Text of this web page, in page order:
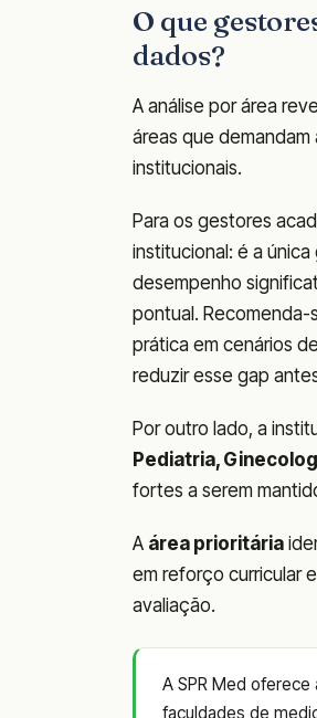
O que
dados?
A análise por área
áreas que
institucionais.
Para os gestores
institucional: é a
desempenho
pontual. Recomenda-
prática em cenários
reduzir esse gap
Por outro lado, a
Pediatria,
fortes a serem
A área prioritária
em reforço curricular
avaliação.
A SPR Med
faculdades de